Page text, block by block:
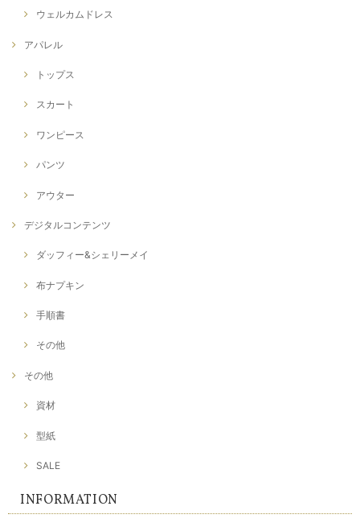
ウェルカムドレス
アパレル
トップス
スカート
ワンピース
パンツ
アウター
デジタルコンテンツ
ダッフィー&シェリーメイ
布ナプキン
手順書
その他
その他
資材
型紙
SALE
INFORMATION